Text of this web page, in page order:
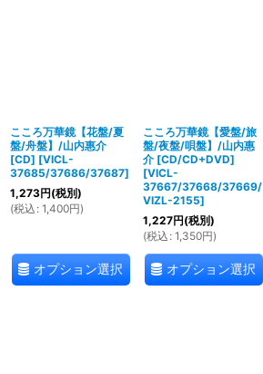
こころ万華鏡【花盤/夏
盤/舟盤】/山内惠介
[CD] [VICL-
37685/37686/37687]
1,273円(税別)
(税込 : 1,400円)
オプション選択
こころ万華鏡【愛盤/旅
盤/夜盤/唄盤】/山内惠
介 [CD/CD+DVD]
[VICL-
37667/37668/37669/
VIZL-2155]
1,227円(税別)
(税込 : 1,350円)
オプション選択